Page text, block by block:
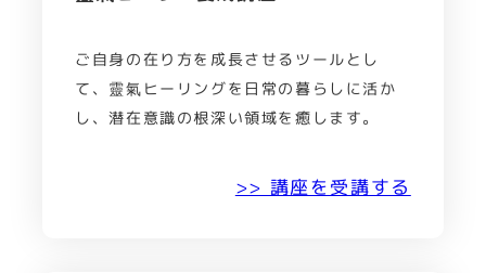
ご自身の在り方を成長させるツールとし
て、靈氣ヒーリングを日常の暮らしに活か
し、潜在意識の根深い領域を癒します。
>> 講座を受講する